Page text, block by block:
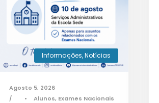
Informações, Notícias
Agosto 5, 2026
•
Alunos, Exames Nacionais